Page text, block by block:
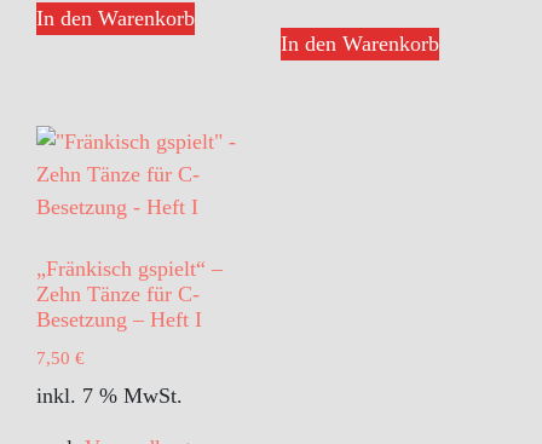
In den Warenkorb
In den Warenkorb
„Fränkisch gspielt“ –
Zehn Tänze für C-
Besetzung – Heft I
7,50 €
inkl. 7 % MwSt.